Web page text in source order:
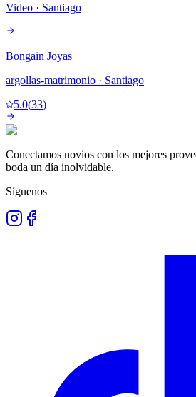
Video · Santiago
Bongain Joyas
argollas-matrimonio · Santiago
5.0(33)
Conectamos novios con los mejores
boda un día inolvidable.
Síguenos